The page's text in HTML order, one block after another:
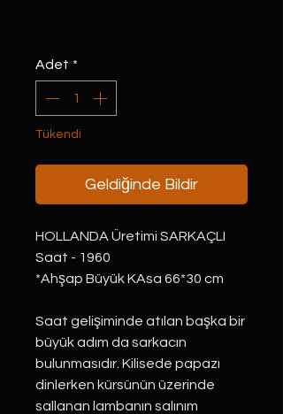
Adet *
Tükendi
Geldiğinde Bildir
HOLLANDA Üretimi SARKAÇLI
Saat - 1960
*Ahşap Büyük KAsa 66*30 cm
Saat gelişiminde atılan başka bir
büyük adım da sarkacın
bulunmasıdır. Kilisede papazı
dinlerken kürsünün üzerinde
sallanan lambanın salınım